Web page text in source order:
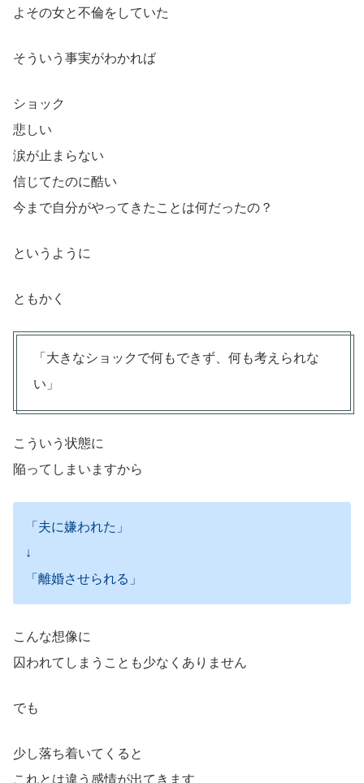
よその女と不倫をしていた
そういう事実がわかれば
ショック
悲しい
涙が止まらない
信じてたのに酷い
今まで自分がやってきたことは何だったの？
というように
ともかく
「大きなショックで何もできず、何も考えられな
い」
こういう状態に
陥ってしまいますから
「夫に嫌われた」
↓
「離婚させられる」
こんな想像に
囚われてしまうことも少なくありません
でも
少し落ち着いてくると
これとは違う感情が出てきます